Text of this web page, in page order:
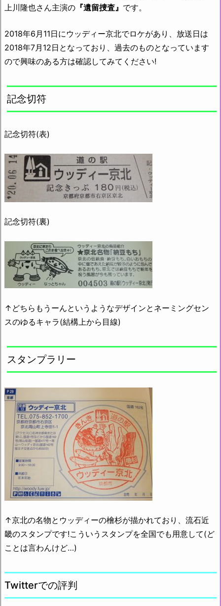
上川隆也さん主演の 『遺留捜査』 です。
2018年6月11日にウッディー京北でロケがあり、放送日は
2018年7月12日となっており、過去のものとなっています
ので興味のある方は確認してみてください!
記念切符
記念切符(表)
記念切符(裏)
↑どちらもうーんというようなデザインとネーミングセン
スのゆるキャラ(結構上から目線)
スタンプラリー
↑京北の名物とウッディーの檜杉が描かれており、流石近
畿のスタンプです!こういうスタンプを全国でも用意して(ど
ことは言わんけど…)
Twitterでの評判